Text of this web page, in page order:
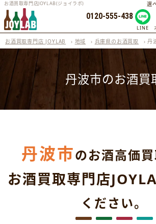
お酒買取専門店JOYLAB(ジョイラボ)
0120-555-438
選
LINE
お酒買取専門店 JOYLAB › 地域 › 兵庫県のお酒買取 ›丹
丹波市のお酒買
丹波市のお酒高価買
お酒買取専門店
ください。